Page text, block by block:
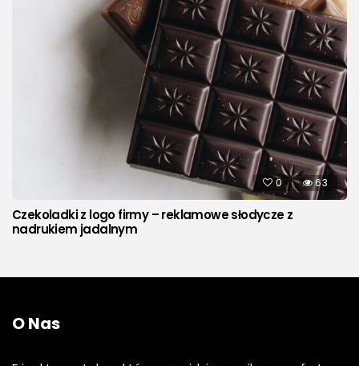
0 63
Czekoladki z logo firmy – reklamowe słodycze z
nadrukiem jadalnym
O Nas